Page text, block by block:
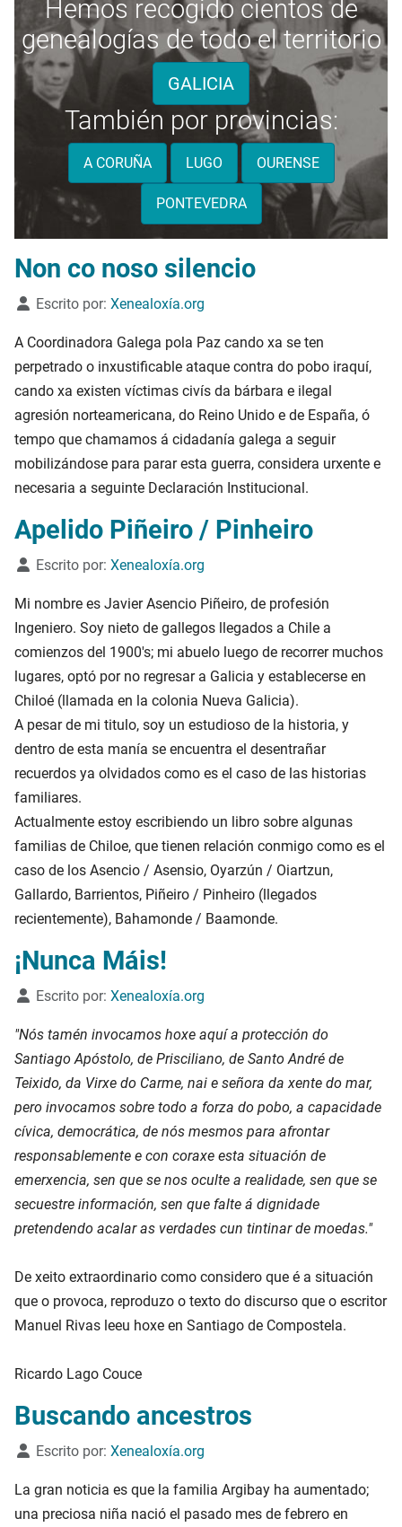
Hemos recogido cientos de
genealogías de todo el territorio
GALICIA
También por provincias:
A CORUÑA LUGO OURENSE
PONTEVEDRA
Non co noso silencio
Detalles
Escrito por: Xenealoxía.org
A Coordinadora Galega pola Paz cando xa se ten
perpetrado o inxustificable ataque contra do pobo iraquí,
cando xa existen víctimas civís da bárbara e ilegal
agresión norteamericana, do Reino Unido e de España, ó
tempo que chamamos á cidadanía galega a seguir
mobilizándose para parar esta guerra, considera urxente e
necesaria a seguinte Declaración Institucional.
Apelido Piñeiro / Pinheiro
Detalles
Escrito por: Xenealoxía.org
Mi nombre es Javier Asencio Piñeiro, de profesión
Ingeniero. Soy nieto de gallegos llegados a Chile a
comienzos del 1900's; mi abuelo luego de recorrer muchos
lugares, optó por no regresar a Galicia y establecerse en
Chiloé (llamada en la colonia Nueva Galicia).
A pesar de mi titulo, soy un estudioso de la historia, y
dentro de esta manía se encuentra el desentrañar
recuerdos ya olvidados como es el caso de las historias
familiares.
Actualmente estoy escribiendo un libro sobre algunas
familias de Chiloe, que tienen relación conmigo como es el
caso de los Asencio / Asensio, Oyarzún / Oiartzun,
Gallardo, Barrientos, Piñeiro / Pinheiro (llegados
recientemente), Bahamonde / Baamonde.
¡Nunca Máis!
Detalles
Escrito por: Xenealoxía.org
"Nós tamén invocamos hoxe aquí a protección do
Santiago Apóstolo, de Prisciliano, de Santo André de
Teixido, da Virxe do Carme, nai e señora da xente do mar,
pero invocamos sobre todo a forza do pobo, a capacidade
cívica, democrática, de nós mesmos para afrontar
responsablemente e con coraxe esta situación de
emerxencia, sen que se nos oculte a realidade, sen que se
secuestre información, sen que falte á dignidade
pretendendo acalar as verdades cun tintinar de moedas."
De xeito extraordinario como considero que é a situación
que o provoca, reproduzo o texto do discurso que o escritor
Manuel Rivas leeu hoxe en Santiago de Compostela.
Ricardo Lago Couce
Buscando ancestros
Detalles
Escrito por: Xenealoxía.org
La gran noticia es que la familia Argibay ha aumentado;
una preciosa niña nació el pasado mes de febrero en